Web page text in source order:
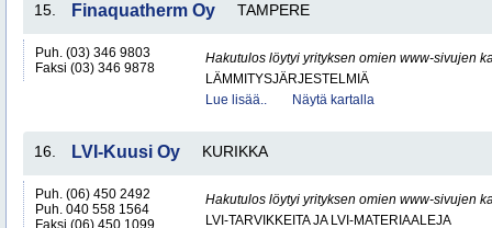
15. Finaquatherm Oy TAMPERE
Puh. (03) 346 9803
Faksi (03) 346 9878
Hakutulos löytyi yrityksen omien www-sivujen
LÄMMITYSJÄRJESTELMIÄ
Lue lisää..
Näytä kartalla
16. LVI-Kuusi Oy KURIKKA
Puh. (06) 450 2492
Puh. 040 558 1564
Faksi (06) 450 1099
Hakutulos löytyi yrityksen omien www-sivujen
LVI-TARVIKKEITA JA LVI-MATERIAALEJA